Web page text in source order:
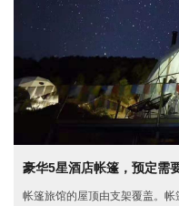
豪华5星酒店帐篷，预定需
帐篷旅馆的屋顶由支架覆盖。帐